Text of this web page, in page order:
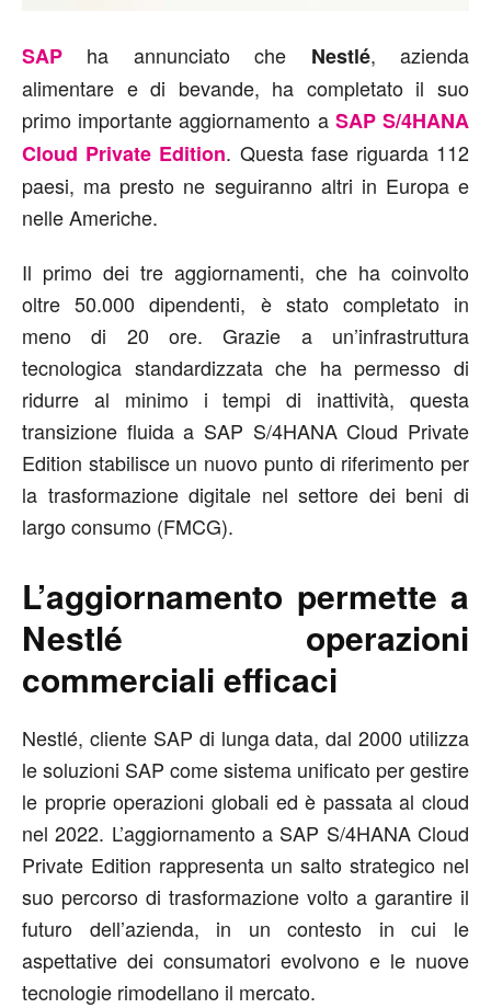
SAP ha annunciato che Nestlé, azienda
alimentare e di bevande, ha completato il suo
primo importante aggiornamento a SAP S/4HANA
Cloud Private Edition. Questa fase riguarda 112
paesi, ma presto ne seguiranno altri in Europa e
nelle Americhe.
Il primo dei tre aggiornamenti, che ha coinvolto
oltre 50.000 dipendenti, è stato completato in
meno di 20 ore. Grazie a un’infrastruttura
tecnologica standardizzata che ha permesso di
ridurre al minimo i tempi di inattività, questa
transizione fluida a SAP S/4HANA Cloud Private
Edition stabilisce un nuovo punto di riferimento per
la trasformazione digitale nel settore dei beni di
largo consumo (FMCG).
L’aggiornamento permette a
Nestlé operazioni
commerciali efficaci
Nestlé, cliente SAP di lunga data, dal 2000 utilizza
le soluzioni SAP come sistema unificato per gestire
le proprie operazioni globali ed è passata al cloud
nel 2022. L’aggiornamento a SAP S/4HANA Cloud
Private Edition rappresenta un salto strategico nel
suo percorso di trasformazione volto a garantire il
futuro dell’azienda, in un contesto in cui le
aspettative dei consumatori evolvono e le nuove
tecnologie rimodellano il mercato.